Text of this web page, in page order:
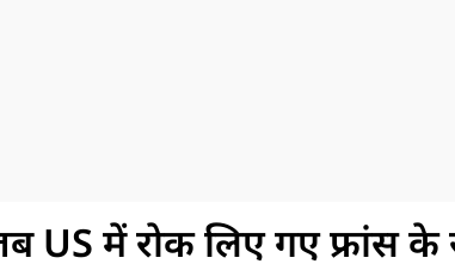
में रोक लिए गए फ्रांस के